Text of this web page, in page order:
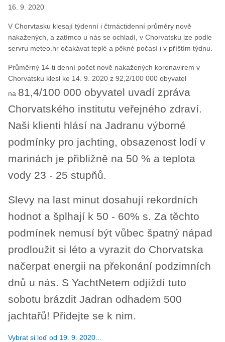
16. 9. 2020
V Chorvtasku klesají týdenní i čtrnáctidenní průměry nově
nakažených, a zatímco u nás se ochladí, v Chorvatsku lze podle
servru meteo.hr očakávat teplé a pěkné počasí i v příštím týdnu.
Průměrný 14-ti denní počet nově nakažených koronavirem v
Chorvatsku klesl ke 14. 9. 2020 z 92,2/100 000 obyvatel
na 81,4/100 000 obyvatel uvadí zpráva
Chorvatského institutu veřejného zdraví.
Naši klienti hlásí na Jadranu výborné
podmínky pro jachting, obsazenost lodí v
marinách je přibližně na 50 % a teplota
vody 23 - 25 stupňů.
Slevy na last minut dosahují rekordních
hodnot a šplhají k 50 - 60% s. Za těchto
podmínek nemusí být vůbec špatný nápad
prodloužit si léto a vyrazit do Chorvatska
načerpat energii na překonání podzimních
dnů u nás. S YachtNetem odjíždí tuto
sobotu brázdit Jadran odhadem 500
jachtařů! Přidejte se k nim.
Vybrat si loď od 19. 9. 2020...